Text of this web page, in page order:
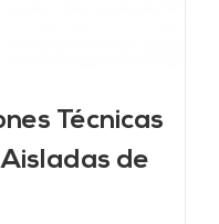
Técnicas
de